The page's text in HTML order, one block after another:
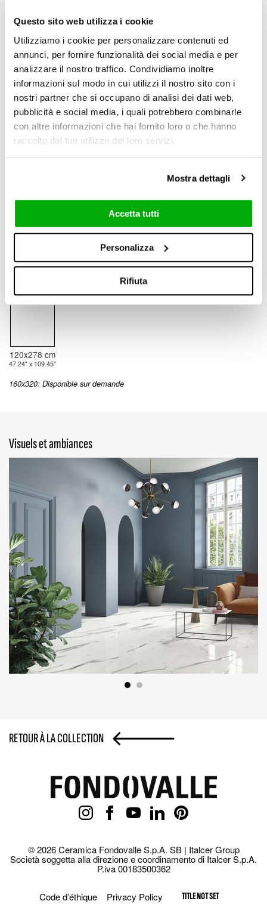
Questo sito web utilizza i cookie
Utilizziamo i cookie per personalizzare contenuti ed
annunci, per fornire funzionalità dei social media e per
analizzare il nostro traffico. Condividiamo inoltre
informazioni sul modo in cui utilizzi il nostro sito con i
nostri partner che si occupano di analisi dei dati web,
pubblicità e social media, i quali potrebbero combinarle
con altre informazioni che hai fornito loro o che hanno
raccolto dal tuo utilizzo dei loro servizi.
Mostra dettagli
Accetta tutti
Personalizza
Rifiuta
160x320 cm
62.99" x 125.98"
120x278 cm
47.24" x 109.45"
Matt (R10) / Lux
6 mm / 0.24"
6 mm / 0.24"
120x278 cm
47.24" x 109.45"
160x320: Disponible sur demande
Visuels et ambiances
RETOUR À LA COLLECTION
© 2026 Ceramica Fondovalle S.p.A. SB | Italcer Group
Società soggetta alla direzione e coordinamento di Italcer S.p.A.
P.iva 00183500362
Code d’éthique Privacy Policy TITLE NOT SET